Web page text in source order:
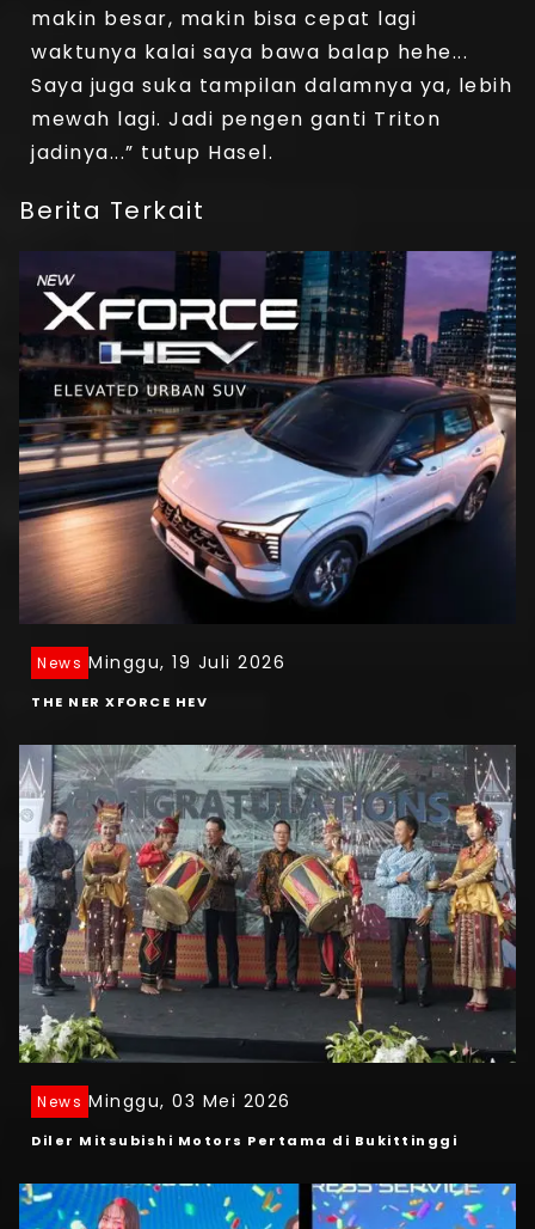
makin besar, makin bisa cepat lagi
waktunya kalai saya bawa balap hehe...
Saya juga suka tampilan dalamnya ya, lebih
mewah lagi. Jadi pengen ganti Triton
jadinya...” tutup Hasel.
Berita Terkait
News Minggu, 19 Juli 2026
THE NER XFORCE HEV
News Minggu, 03 Mei 2026
Diler Mitsubishi Motors Pertama di Bukittinggi